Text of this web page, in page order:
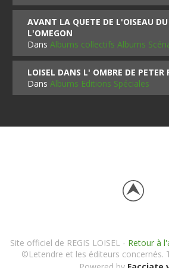
AVANT LA QUETE DE L'OISEAU
L'OMEGON
DansAlbums collectifs Albums
LOISEL DANS L' OMBRE DE PETER
DansAlbums Editions Spéciales
Site officiel de REGIS LOISEL - Retour à
©Letendre et les éditeurs concernés.